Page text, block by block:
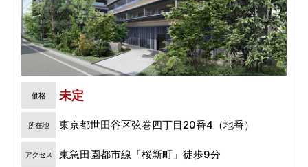
価格 未定
所在地 東京都世田谷区弦巻四丁目20番4（地番）
アクセス 東急田園都市線「桜新町」徒歩9分